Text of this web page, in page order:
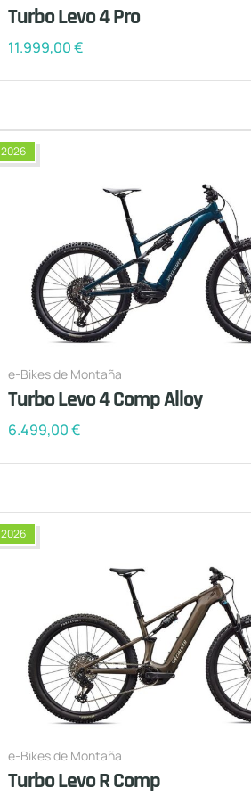
Turbo Levo 4 Pro
11.999,00€
2026
e-Bikes de Montaña
Turbo Levo 4 Comp Alloy
6.499,00€
2026
e-Bikes de Montaña
Turbo Levo R Comp